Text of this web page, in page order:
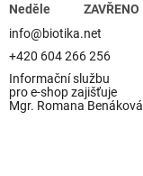
Neděle
ZAVŘENO
info@biotika.net
+420 604 266 256
Informační službu
pro e-shop zajišťuje
Mgr. Romana Benáková